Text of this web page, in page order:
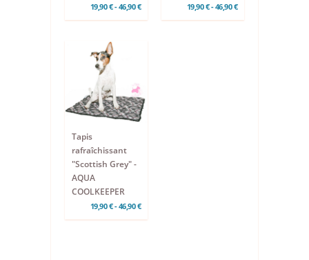
19,90 € - 46,90 € 19,90 € - 46,90 €
Tapis
rafraîchissant
"Scottish Grey" -
AQUA
COOLKEEPER
19,90 € - 46,90 €